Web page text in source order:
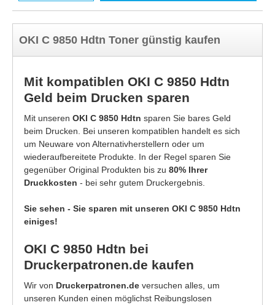
OKI C 9850 Hdtn Toner günstig kaufen
Mit kompatiblen OKI C 9850 Hdtn
Geld beim Drucken sparen
Mit unseren OKI C 9850 Hdtn sparen Sie bares Geld
beim Drucken. Bei unseren kompatiblen handelt es sich
um Neuware von Alternativherstellern oder um
wiederaufbereitete Produkte. In der Regel sparen Sie
gegenüber Original Produkten bis zu 80% Ihrer
Druckkosten - bei sehr gutem Druckergebnis.
Sie sehen - Sie sparen mit unseren OKI C 9850 Hdtn
einiges!
OKI C 9850 Hdtn bei
Druckerpatronen.de kaufen
Wir von Druckerpatronen.de versuchen alles, um
unseren Kunden einen möglichst Reibungslosen